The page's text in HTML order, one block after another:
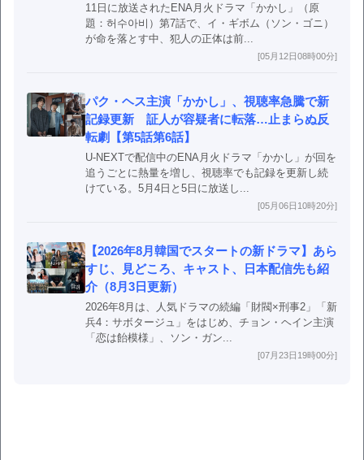
11日に放送されたENA月火ドラマ「かかし」（原
題：허수아비）第7話で、イ・ギボム（ソン・ゴニ）
が命を落とす中、犯人の正体は前...
[05月12日08時00分]
パク・ヘス主演「かかし」、視聴率急騰で新
記録更新 証人が容疑者に転落…止まらぬ反
転劇【第5話第6話】
U-NEXTで配信中のENA月火ドラマ「かかし」が回を
追うごとに熱量を増し、視聴率でも記録を更新し続
けている。5月4日と5日に放送し...
[05月06日10時20分]
【2026年8月韓国でスタートの新ドラマ】あら
すじ、見どころ、キャスト、日本配信先も紹
介（8月3日更新）
2026年8月は、人気ドラマの続編「財閥×刑事2」「新
兵4：サボタージュ」をはじめ、チョン・ヘイン主演
「恋は飴模様」、ソン・ガン...
[07月23日19時00分]